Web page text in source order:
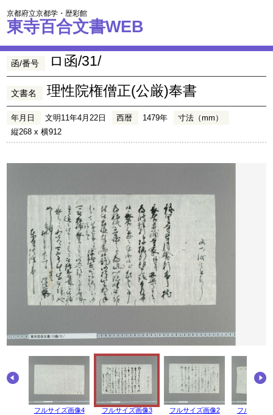
京都府立京都学・歴彩館
東寺百合文書WEB
函/番号 ロ函/31/
文書名 理性院権僧正(公厳)奉書
年月日 文明11年4月22日 西暦 1479年
寸法（mm）
縦268 x 横912
フルサイズ画像4 フルサイズ画像3 フルサイズ画像2 フルサイズ